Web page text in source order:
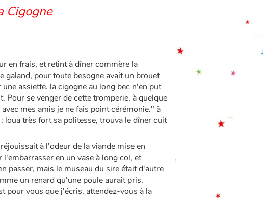
Cigogne
en frais, et retint à dîner commère la
galand, pour toute besogne avait un brouet
assiette. la cigogne au long bec n'en put
Pour se venger de cette tromperie, à quelque
mes amis je ne fais point cérémonie." à
loua très fort sa politesse, trouva le dîner cuit
à l'odeur de la viande mise en
en un vase à long col, et
passer, mais le museau du sire était d'autre
un renard qu'une poule aurait pris,
pour vous que j'écris, attendez-vous à la